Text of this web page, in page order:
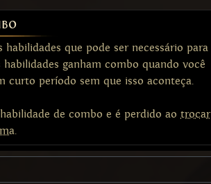
que pode ser necessário para
ganham combo quando você
curto período sem que isso aconteça.
de combo e é perdido ao trocar
.